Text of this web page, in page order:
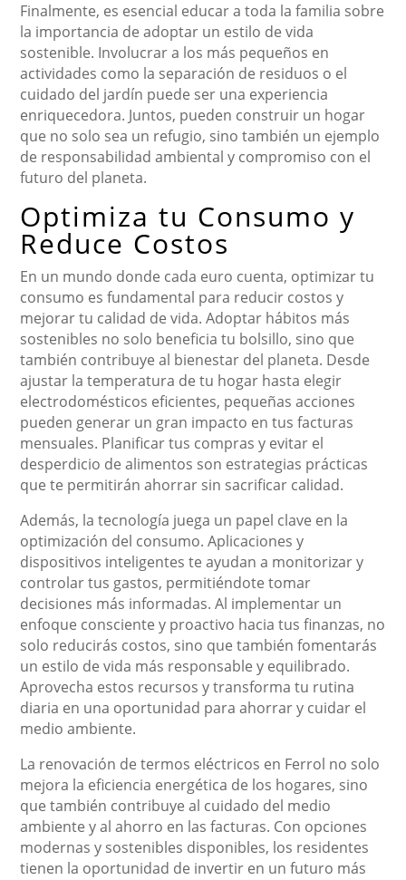
Finalmente, es esencial educar a toda la familia sobre
la importancia de adoptar un estilo de vida
sostenible. Involucrar a los más pequeños en
actividades como la separación de residuos o el
cuidado del jardín puede ser una experiencia
enriquecedora. Juntos, pueden construir un hogar
que no solo sea un refugio, sino también un ejemplo
de responsabilidad ambiental y compromiso con el
futuro del planeta.
Optimiza tu Consumo y
Reduce Costos
En un mundo donde cada euro cuenta, optimizar tu
consumo es fundamental para reducir costos y
mejorar tu calidad de vida. Adoptar hábitos más
sostenibles no solo beneficia tu bolsillo, sino que
también contribuye al bienestar del planeta. Desde
ajustar la temperatura de tu hogar hasta elegir
electrodomésticos eficientes, pequeñas acciones
pueden generar un gran impacto en tus facturas
mensuales. Planificar tus compras y evitar el
desperdicio de alimentos son estrategias prácticas
que te permitirán ahorrar sin sacrificar calidad.
Además, la tecnología juega un papel clave en la
optimización del consumo. Aplicaciones y
dispositivos inteligentes te ayudan a monitorizar y
controlar tus gastos, permitiéndote tomar
decisiones más informadas. Al implementar un
enfoque consciente y proactivo hacia tus finanzas, no
solo reducirás costos, sino que también fomentarás
un estilo de vida más responsable y equilibrado.
Aprovecha estos recursos y transforma tu rutina
diaria en una oportunidad para ahorrar y cuidar el
medio ambiente.
La renovación de termos eléctricos en Ferrol no solo
mejora la eficiencia energética de los hogares, sino
que también contribuye al cuidado del medio
ambiente y al ahorro en las facturas. Con opciones
modernas y sostenibles disponibles, los residentes
tienen la oportunidad de invertir en un futuro más